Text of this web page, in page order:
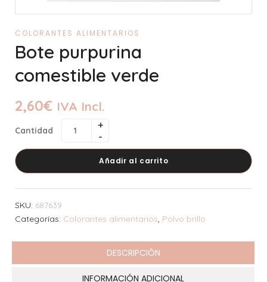
COLORANTES ALIMENTARIOS
Bote purpurina
comestible verde
2,60€ IVA Incl.
Cantidad
Añadir al carrito
SKU: 687639
Categorías: Colorantes alimentarios, Polvo brillo
DESCRIPCIÓN
INFORMACIÓN ADICIONAL